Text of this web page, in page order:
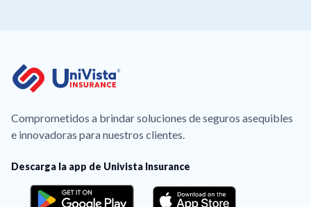
Comprometidos a brindar soluciones de seguros asequibles
e innovadoras para nuestros clientes.
Descarga la app de Univista Insurance